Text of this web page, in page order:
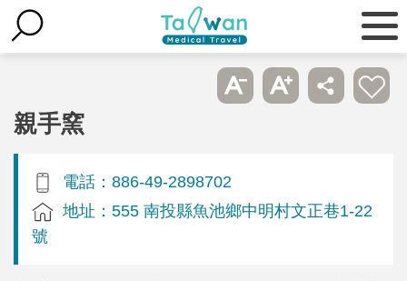
親手窯
電話：886-49-2898702
地址：555 南投縣魚池鄉中明村文正巷1-22
號